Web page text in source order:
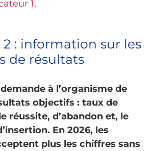
1.
: information sur les
de résultats
à l’organisme de
objectifs : taux de
réussite, d’abandon et, le
En 2026, les
plus les chiffres sans